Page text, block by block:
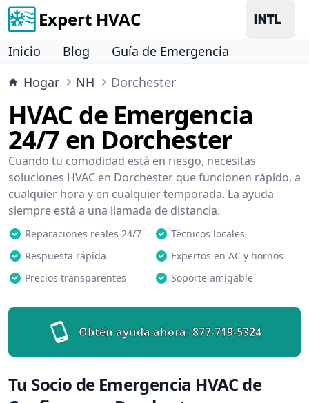
Expert HVAC
Inicio Blog
Guía de Emergencia
Hogar
NH Dorchester
HVAC de Emergencia
24/7 en Dorchester
Cuando tu comodidad está en riesgo, necesitas
soluciones HVAC en Dorchester que funcionen rápido, a
cualquier hora y en cualquier temporada. La ayuda
siempre está a una llamada de distancia.
Reparaciones reales 24/7
Técnicos locales
Respuesta rápida
Expertos en AC y hornos
Precios transparentes
Soporte amigable
Obtén ayuda ahora: 877-719-5324
Tu Socio de Emergencia HVAC de